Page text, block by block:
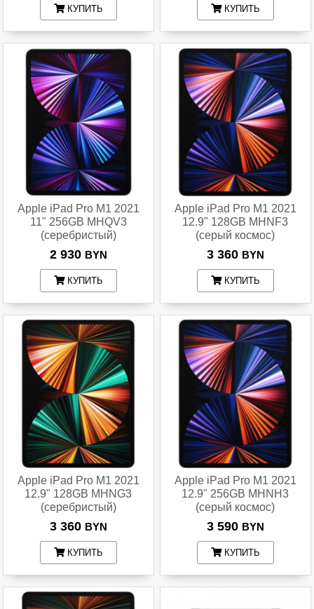
КУПИТЬ КУПИТЬ
Apple iPad Pro M1 2021
11" 256GB MHQV3
(серебристый)
2 930 BYN
КУПИТЬ
Apple iPad Pro M1 2021
12.9" 128GB MHNF3
(серый космос)
3 360 BYN
КУПИТЬ
Apple iPad Pro M1 2021
12.9" 128GB MHNG3
(серебристый)
3 360 BYN
КУПИТЬ
Apple iPad Pro M1 2021
12.9" 256GB MHNH3
(серый космос)
3 590 BYN
КУПИТЬ